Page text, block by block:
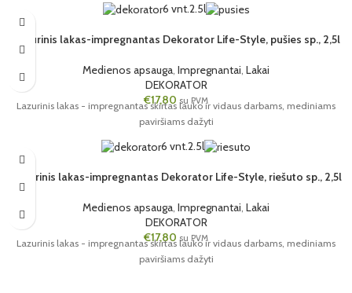
6 vnt.2.5l
Lazurinis lakas-impregnantas Dekorator Life-Style, pušies sp., 2,5l
Medienos apsauga Impregnantai Lakai
DEKORATOR
€17,80 su PVM
Lazurinis lakas - impregnantas skirtas lauko ir vidaus darbams, mediniams
paviršiams dažyti
6 vnt.2.5l
Lazurinis lakas-impregnantas Dekorator Life-Style, riešuto sp., 2,5l
Medienos apsauga, Impregnantai, Lakai
DEKORATOR
€17,80 su PVM
Lazurinis lakas - impregnantas skirtas lauko ir vidaus darbams, mediniams
paviršiams dažyti